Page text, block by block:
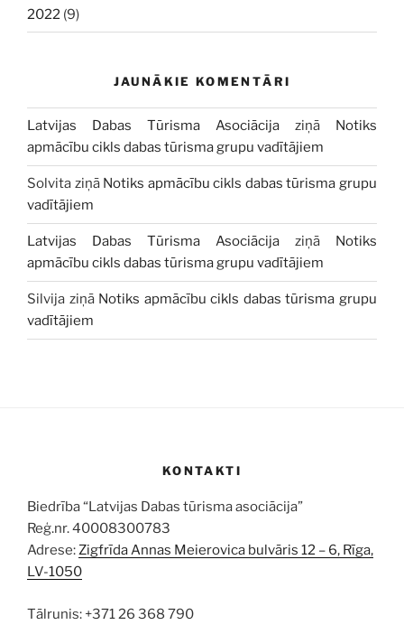
2022 (9)
JAUNĀKIE KOMENTĀRI
Latvijas Dabas Tūrisma Asociācija ziņā Notiks
apmācību cikls dabas tūrisma grupu vadītājiem
Solvita ziņā Notiks apmācību cikls dabas tūrisma grupu
vadītājiem
Latvijas Dabas Tūrisma Asociācija ziņā Notiks
apmācību cikls dabas tūrisma grupu vadītājiem
Silvija ziņā Notiks apmācību cikls dabas tūrisma grupu
vadītājiem
KONTAKTI
Biedrība “Latvijas Dabas tūrisma asociācija”
Reģ.nr. 40008300783
Adrese:Zigfrīda Annas Meierovica bulvāris 12 – 6, Rīga,
LV-1050
Tālrunis: +371 26 368 790